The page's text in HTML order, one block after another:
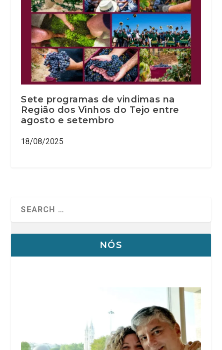
Sete programas de vindimas na
Região dos Vinhos do Tejo entre
agosto e setembro
18/08/2025
NÓS